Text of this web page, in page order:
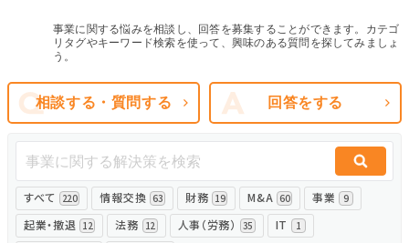
ちょこっと相談とは？
新規会員登録
ログイン
事業に関する悩みを相談し、回答を募集することができます。カテゴ
リタグやキーワード検索を使って、興味のある質問を探してみましょ
う。
相談する・質問する 回答をする
すべて 220 情報交換 63 財務 19 M&A 60 事業 9
起業・撤退 12 法務 12 人事（労務） 35 IT 1